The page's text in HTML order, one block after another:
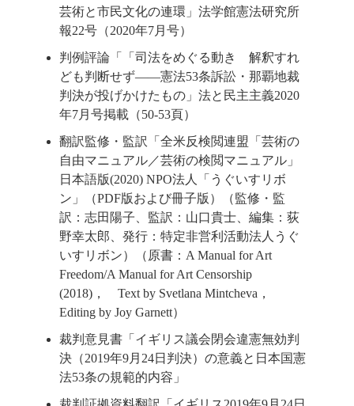
芸術と市民文化の連環」法学館憲法研究所
報22号（2020年7月号）
判例評論「「司法をめぐる動き 解釈すれ
ども判断せず――憲法53条訴訟・那覇地裁
判決が投げかけたもの」法と民主主義2020
年7月号掲載（50-53頁）
翻訳監修・監訳「全米反検閲連盟「芸術の
自由マニュアル／芸術の検閲マニュアル」
日本語版(2020) NPO法人「うぐいすリボ
ン」（PDF版および冊子版）（監修・監
訳：志田陽子、監訳：山口貴士、編集：荻
野幸太郎、発行：特定非営利活動法人うぐ
いすリボン）（原書：A Manual for Art
Freedom/A Manual for Art Censorship
(2018)， Text by Svetlana Mintcheva，
Editing by Joy Garnett）
裁判意見書「イギリス議会閉会違憲無効判
決（2019年9月24日判決）の意義と日本国憲
法53条の規範的内容」